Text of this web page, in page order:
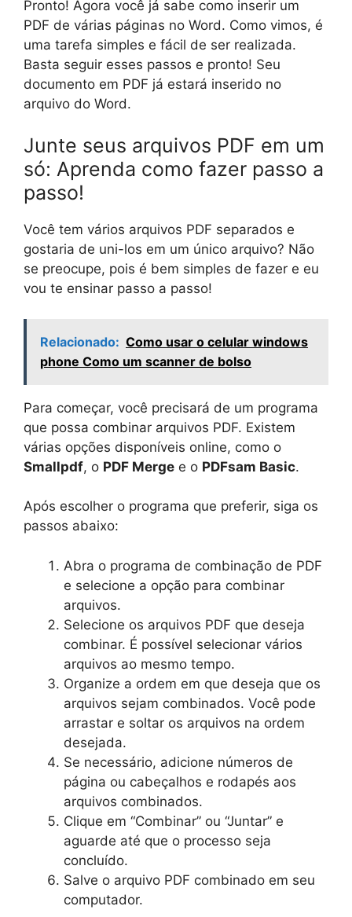
Pronto! Agora você já sabe como inserir um
PDF de várias páginas no Word. Como vimos, é
uma tarefa simples e fácil de ser realizada.
Basta seguir esses passos e pronto! Seu
documento em PDF já estará inserido no
arquivo do Word.
Junte seus arquivos PDF em um
só: Aprenda como fazer passo a
passo!
Você tem vários arquivos PDF separados e
gostaria de uni-los em um único arquivo? Não
se preocupe, pois é bem simples de fazer e eu
vou te ensinar passo a passo!
Relacionado: Como usar o celular windows
phone Como um scanner de bolso
Para começar, você precisará de um programa
que possa combinar arquivos PDF. Existem
várias opções disponíveis online, como o
Smallpdf, o PDF Merge e o PDFsam Basic.
Após escolher o programa que preferir, siga os
passos abaixo:
Abra o programa de combinação de PDF
e selecione a opção para combinar
arquivos.
Selecione os arquivos PDF que deseja
combinar. É possível selecionar vários
arquivos ao mesmo tempo.
Organize a ordem em que deseja que os
arquivos sejam combinados. Você pode
arrastar e soltar os arquivos na ordem
desejada.
Se necessário, adicione números de
página ou cabeçalhos e rodapés aos
arquivos combinados.
Clique em “Combinar” ou “Juntar” e
aguarde até que o processo seja
concluído.
Salve o arquivo PDF combinado em seu
computador.